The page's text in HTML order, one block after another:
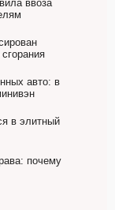
ввоза
авто: в
в элитный
почему